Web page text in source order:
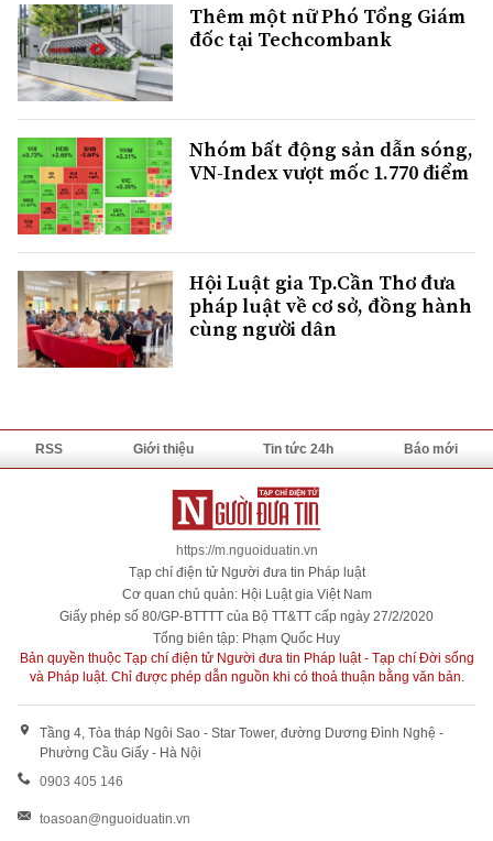
Thêm một nữ Phó Tổng Giám
đốc tại Techcombank
Nhóm bất động sản dẫn sóng,
VN-Index vượt mốc 1.770 điểm
Hội Luật gia Tp.Cần Thơ đưa
pháp luật về cơ sở, đồng hành
cùng người dân
RSS Giới thiệu Tin tức 24h Báo mới
https://m.nguoiduatin.vn
Tạp chí điện tử Người đưa tin Pháp luật
Cơ quan chủ quản: Hội Luật gia Việt Nam
Giấy phép số 80/GP-BTTTT của Bộ TT&TT cấp ngày 27/2/2020
Tổng biên tập: Phạm Quốc Huy
Bản quyền thuộc Tạp chí điện tử Người đưa tin Pháp luật - Tạp chí Đời sống
và Pháp luật. Chỉ được phép dẫn nguồn khi có thoả thuận bằng văn bản.
Tầng 4, Tòa tháp Ngôi Sao - Star Tower, đường Dương Đình Nghệ -
Phường Cầu Giấy - Hà Nội
0903 405 146
toasoan@nguoiduatin.vn